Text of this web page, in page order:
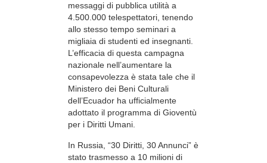
messaggi di pubblica utilità a
4.500.000 telespettatori, tenendo
allo stesso tempo seminari a
migliaia di studenti ed insegnanti.
L’efficacia di questa campagna
nazionale nell’aumentare la
consapevolezza è stata tale che il
Ministero dei Beni Culturali
dell’Ecuador ha ufficialmente
adottato il programma di Gioventù
per i Diritti Umani.
In Russia, “30 Diritti, 30 Annunci” è
stato trasmesso a 10 milioni di